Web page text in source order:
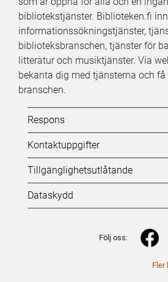
bibliotekstjänster. Biblioteken.fi
informationssökningstjänster,
biblioteksbranschen, tjänster för
litteratur och musiktjänster. Via
bekanta dig med tjänsterna och
branschen.
Kifi:
Biblioteken.fi-
alatunniste
(SV)
Respons
Kontaktuppgifter
Tillgänglighetsutlåtande
Dataskydd
Följ oss:
Fler